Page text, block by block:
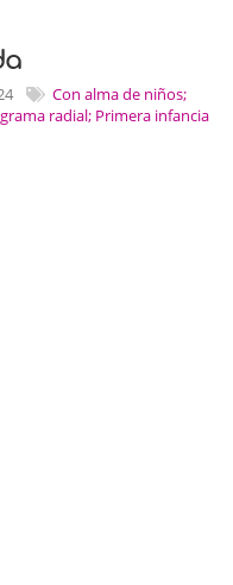
Con alma de niños;
radial; Primera infancia